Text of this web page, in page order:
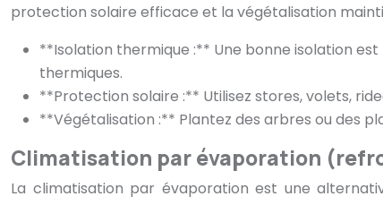
protection solaire efficace et la végétalisation
**Isolation thermique :** Une bonne isolation
thermiques.
**Protection solaire :** Utilisez stores, volets,
**Végétalisation :** Plantez des arbres ou des
Climatisation par évaporation
La climatisation par évaporation est une